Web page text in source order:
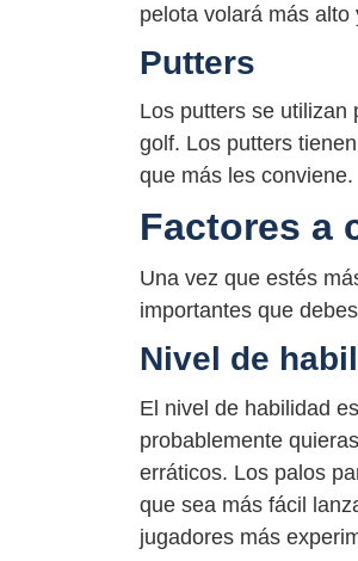
pelota volará más
Putters
Los putters se utilizan
golf. Los putters
que más les conviene.
Factores a
Una vez que estés
importantes que
Nivel de
El nivel de habilidad
probablemente
erráticos. Los palos
que sea más fácil
jugadores más